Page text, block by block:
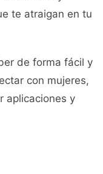
te atraigan en tu
de forma fácil y
con mujeres,
aplicaciones y